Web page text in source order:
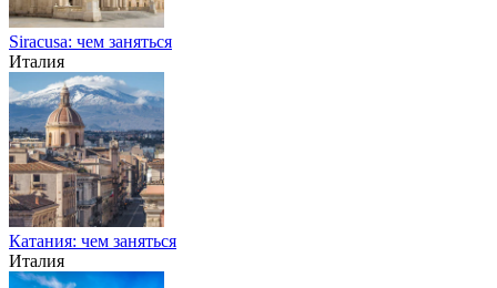
Siracusa: чем заняться
Италия
Катания: чем заняться
Италия